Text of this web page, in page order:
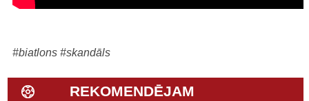
#biatlons #skandāls
REKOMENDĒJAM